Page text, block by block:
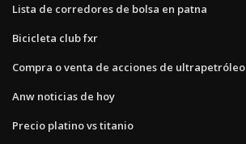
Lista de corredores de bolsa en patna
Bicicleta club fxr
Compra o venta de acciones de ultrapetróleo
Anw noticias de hoy
Precio platino vs titanio